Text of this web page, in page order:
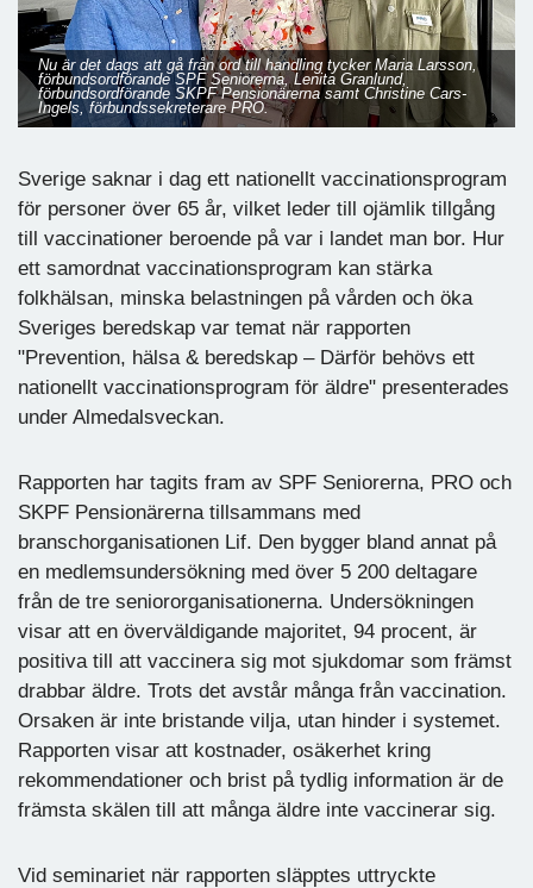
Nu är det dags att gå från ord till handling tycker Maria Larsson,
förbundsordförande SPF Seniorerna, Lenita Granlund,
förbundsordförande SKPF Pensionärerna samt Christine Cars-
Ingels, förbundssekreterare PRO.
Sverige saknar i dag ett nationellt vaccinationsprogram
för personer över 65 år, vilket leder till ojämlik tillgång
till vaccinationer beroende på var i landet man bor. Hur
ett samordnat vaccinationsprogram kan stärka
folkhälsan, minska belastningen på vården och öka
Sveriges beredskap var temat när rapporten
"Prevention, hälsa & beredskap – Därför behövs ett
nationellt vaccinationsprogram för äldre" presenterades
under Almedalsveckan.
Rapporten har tagits fram av SPF Seniorerna, PRO och
SKPF Pensionärerna tillsammans med
branschorganisationen Lif. Den bygger bland annat på
en medlemsundersökning med över 5 200 deltagare
från de tre seniororganisationerna. Undersökningen
visar att en överväldigande majoritet, 94 procent, är
positiva till att vaccinera sig mot sjukdomar som främst
drabbar äldre. Trots det avstår många från vaccination.
Orsaken är inte bristande vilja, utan hinder i systemet.
Rapporten visar att kostnader, osäkerhet kring
rekommendationer och brist på tydlig information är de
främsta skälen till att många äldre inte vaccinerar sig.
Vid seminariet när rapporten släpptes uttryckte